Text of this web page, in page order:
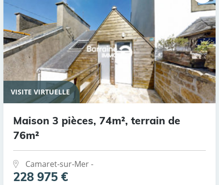
VISITE VIRTUELLE
Maison 3 pièces, 74m², terrain de
76m²
Camaret-sur-Mer -
228 975 €